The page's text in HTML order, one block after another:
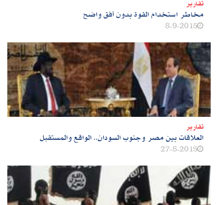
تقارير
مخاطر استخدام القوة بدون أفق واضح
8-9-2015
تقارير
العلاقات بين مصر وجنوب السودان.. الواقع والمستقبل
27-8-2015